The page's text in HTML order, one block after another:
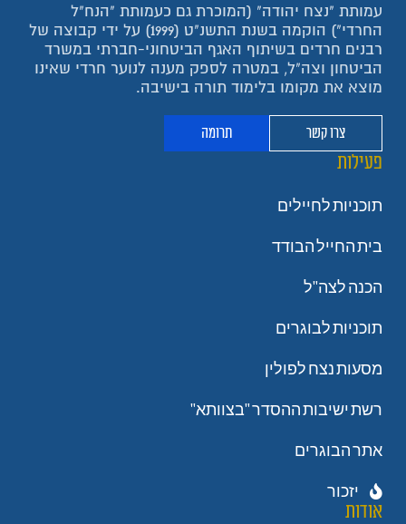
עמותת "נצח יהודה" (המוכרת גם כעמותת "הנח"ל
החרדי") הוקמה בשנת התשנ"ט (1999) על ידי קבוצה של
רבנים חרדים בשיתוף האגף הביטחוני-חברתי במשרד
הביטחון וצה"ל, במטרה לספק מענה לנוער חרדי שאינו
מוצא את מקומו בלימוד תורה בישיבה.
צרו קשר תרומה
פעילות
תוכניות לחיילים
בית החייל הבודד
הכנה לצה"ל
תוכניות לבוגרים
מסעות נצח לפולין
רשת ישיבות ההסדר "בצוותא"
אתר הבוגרים
יזכור
אודות